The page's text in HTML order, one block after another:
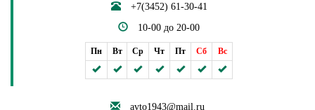
+7(3452) 61-30-41
10-00 до 20-00
Пн Вт Ср Чт Пт Сб Вс
avto1943@mail.ru